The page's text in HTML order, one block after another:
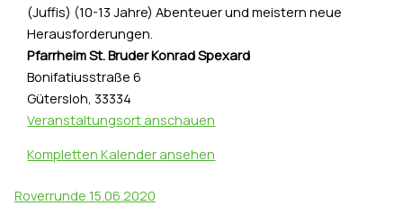
(Juffis) (10-13 Jahre) Abenteuer und meistern neue
Herausforderungen.
Pfarrheim St. Bruder Konrad Spexard
Bonifatiusstraße 6
Gütersloh ,33334
Veranstaltungsort anschauen
Kompletten Kalender ansehen
Roverrunde 15.06.2020